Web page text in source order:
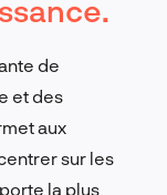
de
et des
aux
sur les
la plus